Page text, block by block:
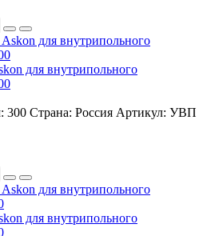
для внутрипольного
300 Страна: Россия Артикул: УВП
для внутрипольного